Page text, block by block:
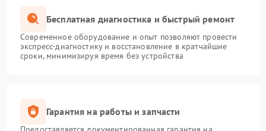
Бесплатная диагностика и быстрый ремонт
Современное оборудование и опыт позволяют провести
экспресс-диагностику и восстановление в кратчайшие
сроки, минимизируя время без устройства
Гарантия на работы и запчасти